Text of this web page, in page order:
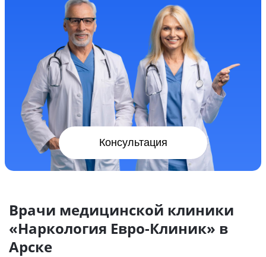
Консультация
Врачи медицинской клиники
«Наркология Евро-Клиник» в
Арске